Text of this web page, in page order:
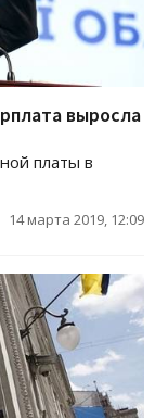
выросла
платы в
14 марта 2019, 12:09